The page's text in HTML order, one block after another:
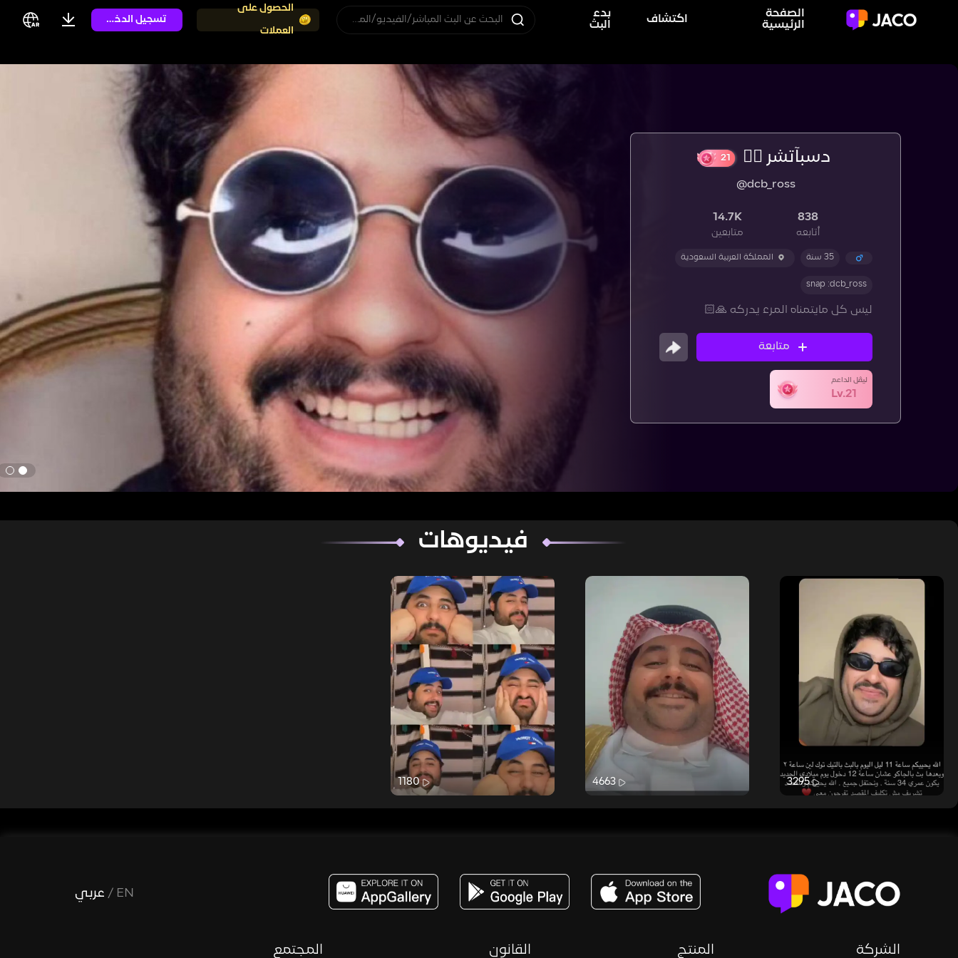
الصفحة
الرئيسية
اكتشاف
بدء
البث
البحث عن البث المباشر/الفيديو/المستخدم
الحصول على
العملات
تسجيل الدخول
دسبآتشر ☝🏻
@dcb_ross
838
أتابعه
14.7K
متابعين
35 سنة المملكة العربية السعودية
snap :dcb_ross
ليس كل مايتمناه المرء يدركه 🙏🏻
متابعة
ليڤل الداعم
Lv.21
فيديوهات
3295
4663
1180
EN
/ عربي
الشركة المنتج القانون المجتمع